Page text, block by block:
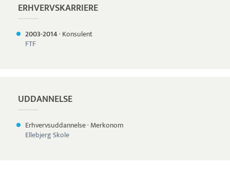
ERHVERVSKARRIERE
2003-2014· Konsulent
FTF
UDDANNELSE
Erhvervsuddannelse· Merkonom
Ellebjerg Skole